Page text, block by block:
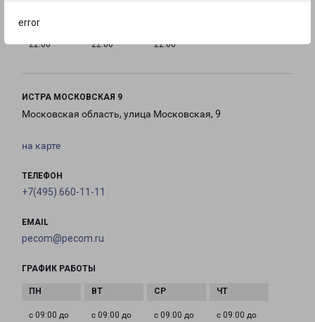
error
22:00
22:00
22:00
ИСТРА МОСКОВСКАЯ 9
Московская область, улица Московская, 9
на карте
ТЕЛЕФОН
+7(495) 660-11-11
EMAIL
pecom@pecom.ru
ГРАФИК РАБОТЫ
с 09:00 до
с 09:00 до
с 09:00 до
с 09:00 до